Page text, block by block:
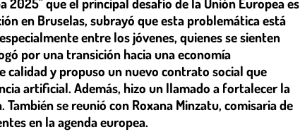
en Bruselas, subrayó que esta problemática está
entre los jóvenes, quienes se sienten
por una transición hacia una economía
calidad y propuso un nuevo contrato social que
artificial. Además, hizo un llamado a fortalecer la
se reunió con Roxana Minzatu, comisaria de
en la agenda europea.